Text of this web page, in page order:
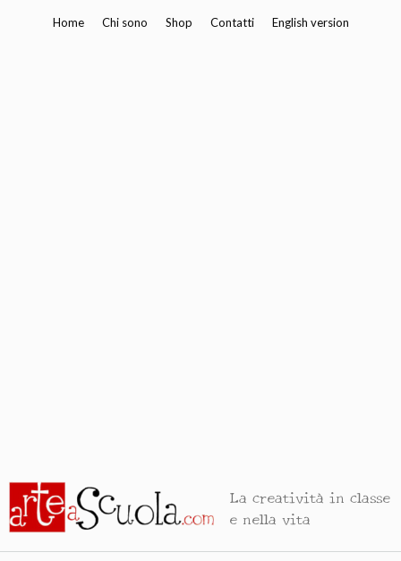
Home Chi sono Shop Contatti English version
La creatività in classe
e nella vita